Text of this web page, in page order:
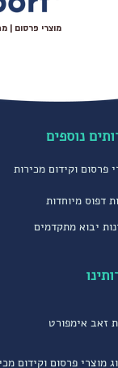
מוצרי פרסום |
פרסום וקידום מכירות
דפוס מיוחדות
יבוא מתקדמים
זאב אימפורט
מוצרי פרסום וקידום
נוספים